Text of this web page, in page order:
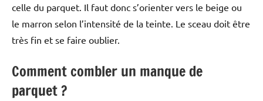
celle du parquet. Il faut donc s’orienter vers le beige ou
le marron selon l’intensité de la teinte. Le sceau doit être
très fin et se faire oublier.
Comment combler un manque de
parquet ?